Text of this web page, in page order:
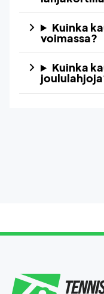
Kuinka
voimassa?
Kuinka